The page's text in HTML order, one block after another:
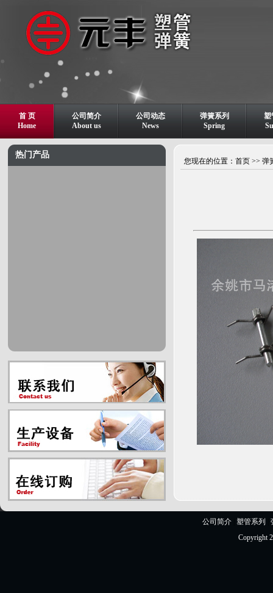
首 页
Home
公司简介
About us
公司动态
News
弹簧系列
Spring
塑
热门产品
您现在的位置： 首页 >> 弹
公司简介 塑管系列
Copyright